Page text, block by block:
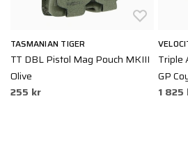
TASMANIAN TIGER
TT DBL Pistol Mag Pouch MKIII
Olive
255 kr
Triple
GP
1 825